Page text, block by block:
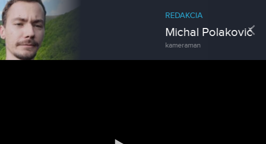
Michal Polakovič